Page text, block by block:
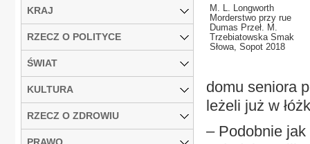
M. L. Longworth
Morderstwo przy rue
Dumas Przeł. M.
Trzebiatowska Smak
Słowa, Sopot 2018
domu seniora
leżeli już w
– Podobnie
KRAJ
RZECZ O POLITYCE
ŚWIAT
KULTURA
RZECZ O ZDROWIU
PRAWO